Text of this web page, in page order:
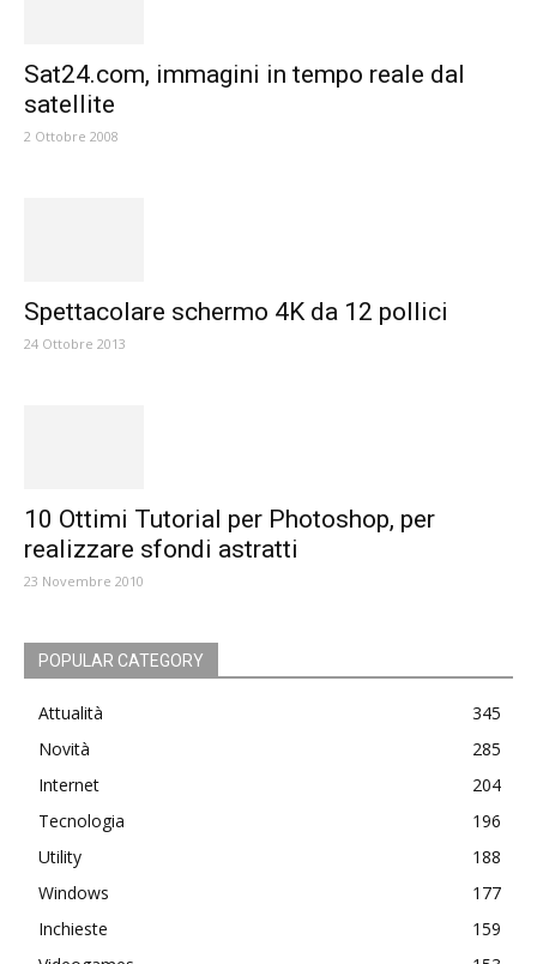
Sat24.com, immagini in tempo reale dal
satellite
2 Ottobre 2008
Spettacolare schermo 4K da 12 pollici
24 Ottobre 2013
10 Ottimi Tutorial per Photoshop, per
realizzare sfondi astratti
23 Novembre 2010
POPULAR CATEGORY
Attualità
345
Novità
285
Internet
204
Tecnologia
196
Utility
188
Windows
177
Inchieste
159